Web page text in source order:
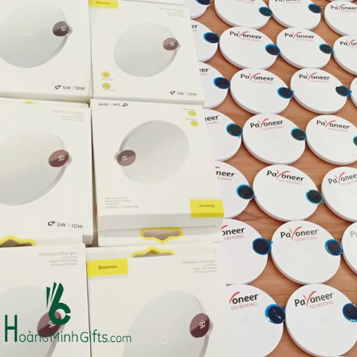
Ô gấp 3 bán tự động -
Cốc giữ nhiệt 500ml
Liên hệ
Đế để ipad remax rm
600 in logo theo yêu cầu
Liên hệ
Bộ quà tặng công nghệ
baseus - khách hàng
alphare
Liên hệ
Lót chuột in logo -
khách hàng vtc online
Liên hệ
Chuột không dây 2.4g
hoco gm14 - cscv2025
Liên hệ
Pin sạc hoco j108 -
khách hàng nt&t
Liên hệ
Lót chuột in logo -
khách hàng commvault